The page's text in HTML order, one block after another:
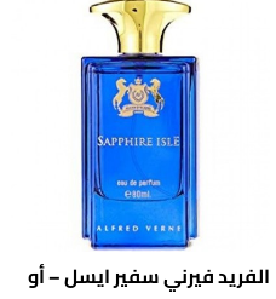
الفريد فيرني سفير ايسل – أو